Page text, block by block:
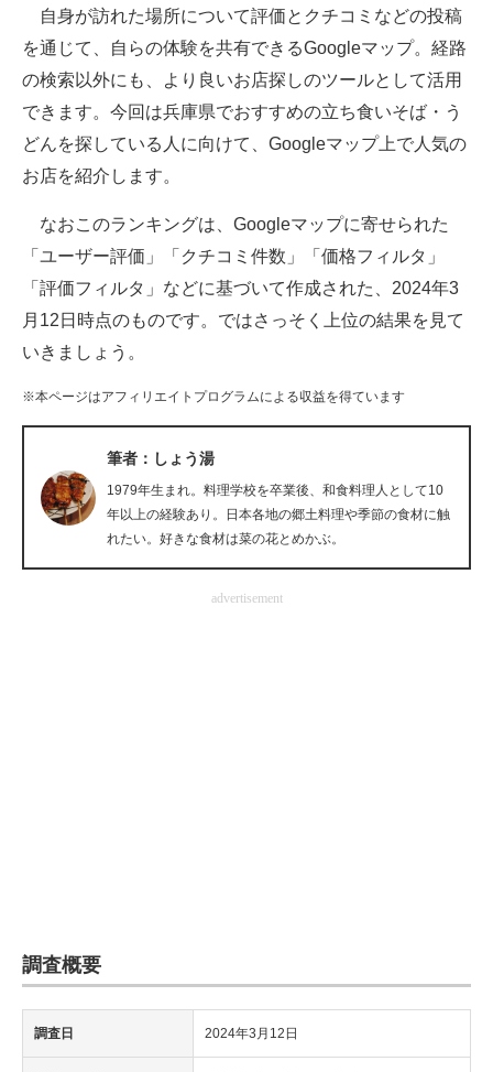
ITの今と未来を見通す
スマホと通信の最新トレンド
進化するPCとデバイスの未来
好きが集まる 比べて選べる
ビジネスと働き方のヒント
企業ITのトレンドを詳説
ITエンジニア向け専門サイト
企業向けIT製品の総合サイト
製造業のIT導入・活用を支援
自身が訪れた場所について評価とクチコミなどの投稿
を通じて、自らの体験を共有できるGoogleマップ。経路
の検索以外にも、より良いお店探しのツールとして活用
できます。今回は兵庫県でおすすめの立ち食いそば・う
どんを探している人に向けて、Googleマップ上で人気の
お店を紹介します。
なおこのランキングは、Googleマップに寄せられた
「ユーザー評価」「クチコミ件数」「価格フィルタ」
「評価フィルタ」などに基づいて作成された、2024年3
月12日時点のものです。ではさっそく上位の結果を見て
いきましょう。
※本ページはアフィリエイトプログラムによる収益を得ています
筆者：しょう湯
1979年生まれ。料理学校を卒業後、和食料理人として10
年以上の経験あり。日本各地の郷土料理や季節の食材に触
れたい。好きな食材は菜の花とめかぶ。
advertisement
調査概要
調査日 2024年3月12日